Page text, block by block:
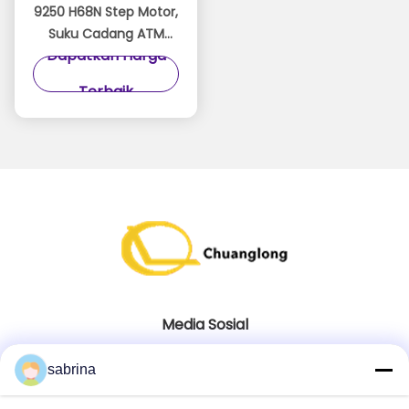
9250 H68N Step Motor,
Suku Cadang ATM
STP-59D3092, Garansi
Dapatkan Harga
Terbaik
Media Sosial
sabrina